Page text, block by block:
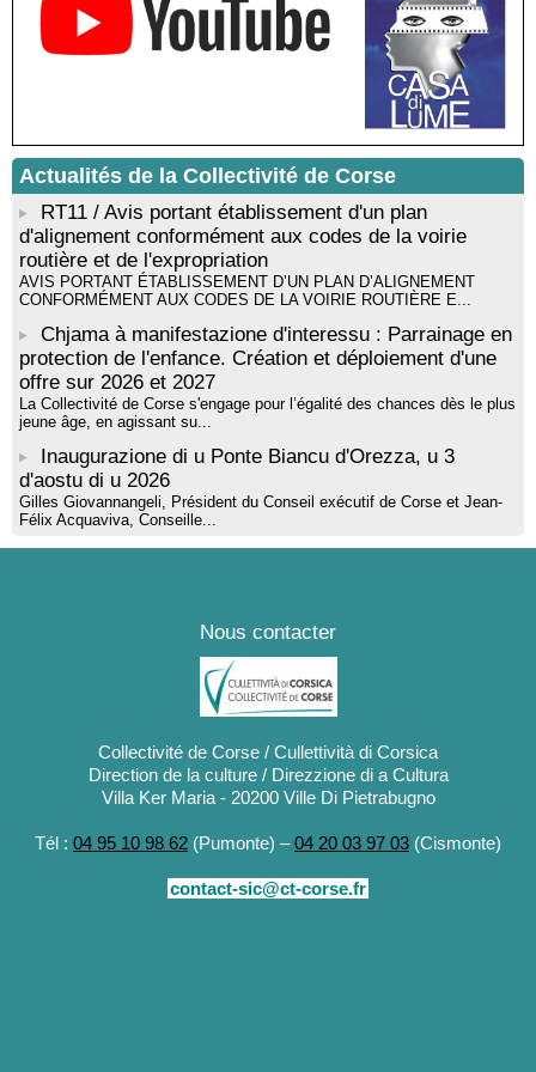
Santa Lucia di Tallà
Mise en musique d’un livre jeunesse par Annik Meschinet,
musicienne pédagogue : Ateliers d’expression sonore, vocale,
rythmique et corporelle - Mediateca territuriale di Santa Lucia di
! Événement reporté ! Cycle de conférences peinture animé
par Alexandre Dominati - Mediateca territuriale di Santa Lucia di
Tallà
Actualités de la Collectivité de Corse
RT11 / Avis portant établissement d'un plan
d'alignement conformément aux codes de la voirie
routière et de l'expropriation
AVIS PORTANT ÉTABLISSEMENT D’UN PLAN D’ALIGNEMENT
CONFORMÉMENT AUX CODES DE LA VOIRIE ROUTIÈRE E...
Chjama à manifestazione d'interessu : Parrainage en
protection de l'enfance. Création et déploiement d'une
offre sur 2026 et 2027
La Collectivité de Corse s'engage pour l’égalité des chances dès le plus
jeune âge, en agissant su...
Inaugurazione di u Ponte Biancu d'Orezza, u 3
d'aostu di u 2026
Gilles Giovannangeli, Président du Conseil exécutif de Corse et Jean-
Félix Acquaviva, Conseille...
Nous contacter
Collectivité de Corse / Cullettività di Corsica
Direction de la culture / Direzzione di a Cultura
Villa Ker Maria - 20200 Ville Di Pietrabugno
Tél : 04 95 10 98 62 (Pumonte) –04 20 03 97 03 (Cismonte)
contact-sic@ct-corse.fr